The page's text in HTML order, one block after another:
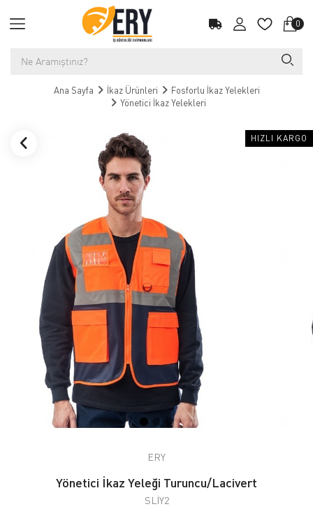
0
Ana Sayfa İkaz Ürünleri
Fosforlu İkaz Yelekleri
Yönetici İkaz Yelekleri
HIZLI KARGO
ERY
Yönetici İkaz Yeleği Turuncu/Lacivert
SLİY2